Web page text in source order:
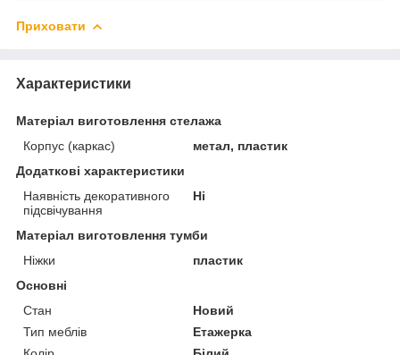
Приховати
Характеристики
Матеріал виготовлення стелажа
Корпус (каркас)
метал, пластик
Додаткові характеристики
Наявність декоративного
підсвічування
Ні
Матеріал виготовлення тумби
Ніжки
пластик
Основні
Стан
Новий
Тип меблів
Етажерка